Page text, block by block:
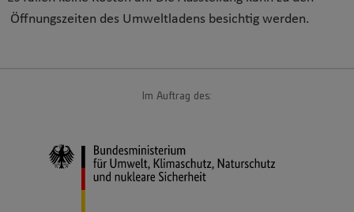
Öffnungszeiten des Umweltladens besichtig werden.
Im Auftrag des: